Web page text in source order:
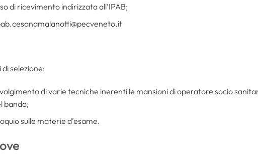
di ricevimento indirizzata all’IPAB;
selezione:
di varie tecniche inerenti le mansioni di operatore socio
bando;
sulle materie d’esame.